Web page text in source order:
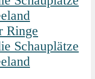
Ringe
Schauplätze